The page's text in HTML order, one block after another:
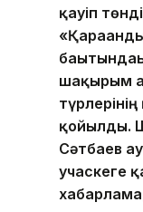
қауіп
шақырым
қойылды.
Сәтбаев
учаскеге